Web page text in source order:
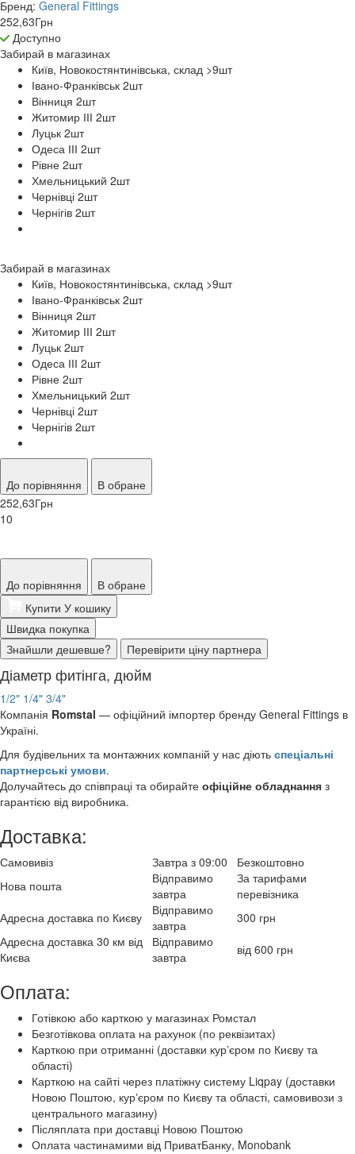
Бренд: General Fittings
252,63Грн
Доступно
Забирай в магазинах
Київ, Новокостянтинівська, склад >9шт
Івано-Франківськ 2шт
Вінниця 2шт
Житомир ІІІ 2шт
Луцьк 2шт
Одеса ІІІ 2шт
Рівне 2шт
Хмельницький 2шт
Чернівці 2шт
Чернігів 2шт
Забирай в магазинах
Київ, Новокостянтинівська, склад >9шт
Івано-Франківськ 2шт
Вінниця 2шт
Житомир ІІІ 2шт
Луцьк 2шт
Одеса ІІІ 2шт
Рівне 2шт
Хмельницький 2шт
Чернівці 2шт
Чернігів 2шт
До порівняння
В обране
252,63Грн
10
До порівняння
В обране
Купити У кошику
Швидка покупка
Знайшли дешевше?
Перевірити ціну партнера
Діаметр фитінга, дюйм
1/2" 1/4" 3/4"
Компанія Romstal — офіційний імпортер бренду General Fittings в
Україні.
Для будівельних та монтажних компаній у нас діють спеціальні
партнерські умови.
Долучайтесь до співпраці та обирайте офіційне обладнання з
гарантією від виробника.
Доставка:
Самовивіз Завтра з 09:00
Безкоштовно
Нова пошта
Відправимо
завтра
За тарифами
перевізника
Адресна доставка по Києву
Відправимо
завтра
300 грн
Адресна доставка 30 км від
Києва
Відправимо
завтра
від 600 грн
Оплата:
Готівкою або карткою у магазинах Ромстал
Безготівкова оплата на рахунок (по реквізитах)
Карткою при отриманні (доставки курʼєром по Києву та
області)
Карткою на сайті через платіжну систему Liqpay (доставки
Новою Поштою, курʼєром по Києву та області, самовивози з
центрального магазину)
Післяплата при доставці Новою Поштою
Оплата частинамими від ПриватБанку, Monobank